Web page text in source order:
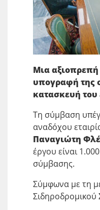
Μια
υπογραφή της
κατασκευή
Τη σύμβαση
αναδόχου
Παναγιώτη
έργου είναι
σύμβασης.
Σύμφωνα με τη
Σιδηροδρομικού